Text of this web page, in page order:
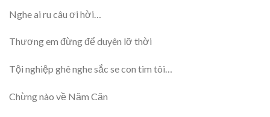
Nghe ai ru câu ơi hời…
Thương em đừng để duyên lỡ thời
Tội nghiệp ghê nghe sắc se con tim tôi…
Chừng nào về Năm Căn